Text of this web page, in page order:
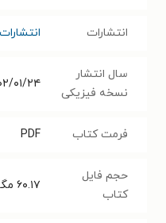
انتشارات
سال انتشار
نسخه فیزیکی
۱۴۰۲/
فرمت کتاب PDF
حجم فایل
کتاب
۶۰.۱۷